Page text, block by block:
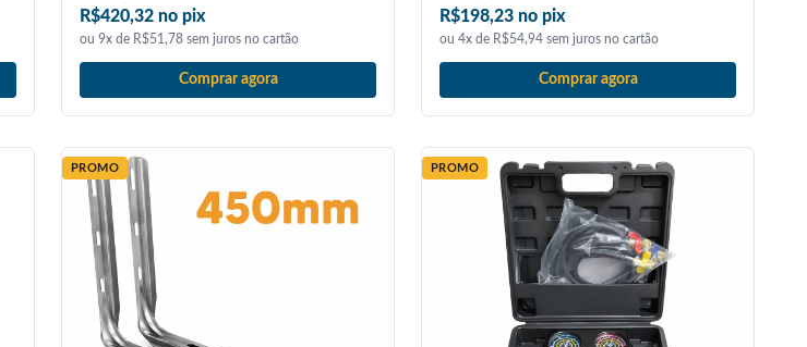
R$420,32 no pix
ou 9x de R$51,78 sem juros no cartão
Comprar agora
R$198,23 no pix
ou 4x de R$54,94 sem juros no cartão
Comprar agora
PROMO PROMO